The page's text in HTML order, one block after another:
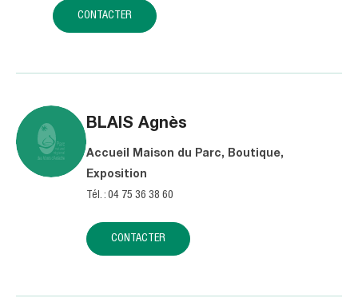
CONTACTER
BLAISAgnès
Accueil Maison du Parc, Boutique,
Exposition
Tél. : 04 75 36 38 60
CONTACTER